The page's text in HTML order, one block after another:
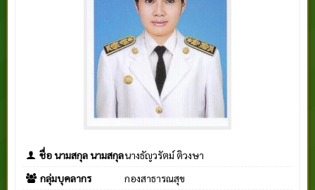
ชื่อ นามสกุล นามสกุลนางธัญวรัตม์ ติวงษา
กลุ่มบุคลากร
กองสาธารณสุข